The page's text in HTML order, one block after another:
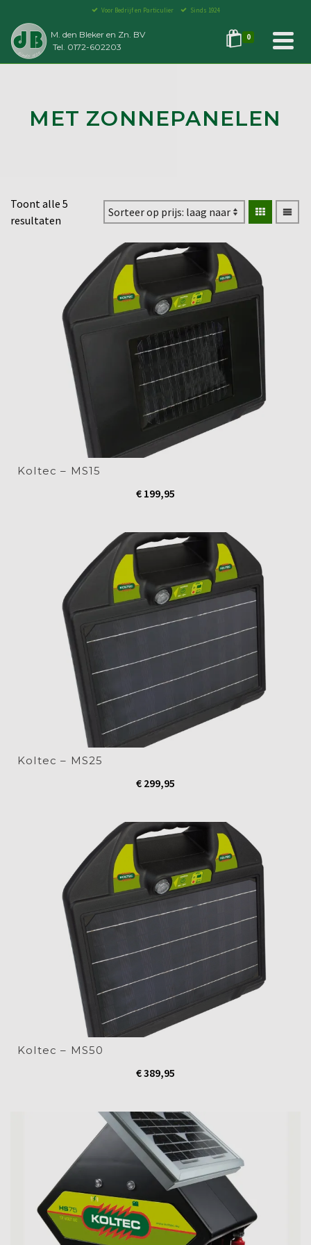
Voor Bedrijf en Particulier Sinds 1924
M. den Bleker en Zn. BV
Tel. 0172-602203
0
MET ZONNEPANELEN
Toont alle 5
resultaten
Koltec – MS15
€ 199,95
Koltec – MS25
€ 299,95
Koltec – MS50
€389,95